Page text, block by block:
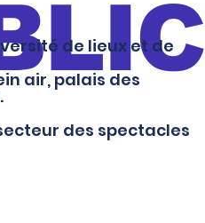
de lieux et de
air, palais des
.
des spectacles